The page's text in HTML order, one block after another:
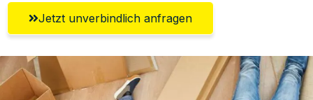
Jetzt unverbindlich anfragen